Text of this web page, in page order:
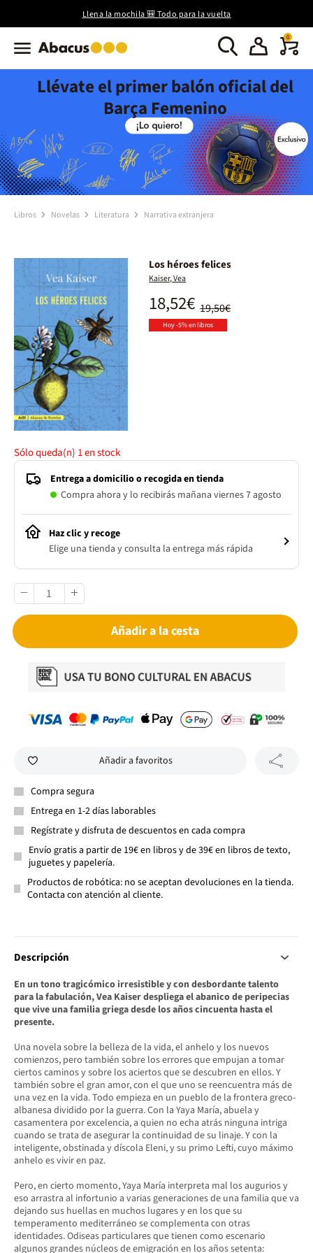
Llena la mochila 🎒 Todo para la vuelta
0
Llévate el primer balón oficial del
Barça Femenino
Libros Novelas Literatura Narrativa extranjera
Los héroes felices
Kaiser, Vea
19,50€
18,52€
Hoy -5% en libros
Sólo queda(n) 1en stock
Entrega a domicilio o recogida en tienda
Compra ahora y lo recibirás mañana viernes 7 agosto
Haz clic y recoge
Elige una tienda y consulta la entrega más rápida
Añadir a la cesta
Añadir a favoritos
Compra segura
Entrega en 1-2 días laborables
Regístrate y disfruta de descuentos en cada compra
Envío gratis a partir de 19€ en libros y de 39€ en libros de texto,
juguetes y papelería.
Productos de robótica: no se aceptan devoluciones en la tienda.
Contacta con atención al cliente.
Descripción
En un tono tragicómico irresistible y con desbordante talento
para la fabulación, Vea Kaiser despliega el abanico de peripecias
que vive una familia griega desde los años cincuenta hasta el
presente.
Una novela sobre la belleza de la vida, el anhelo y los nuevos
comienzos, pero también sobre los errores que empujan a tomar
ciertos caminos y sobre los aciertos que se descubren en ellos. Y
también sobre el gran amor, con el que uno se reencuentra más de
una vez en la vida. Todo empieza en un pueblo de la frontera greco-
albanesa dividido por la guerra. Con la Yaya María, abuela y
casamentera por excelencia, a quien no echa atrás ninguna intriga
cuando se trata de asegurar la continuidad de su linaje. Y con la
inteligente, obstinada y díscola Eleni, y su primo Lefti, cuyo máximo
anhelo es vivir en paz.
Pero, en cierto momento, Yaya María interpreta mal los augurios y
eso arrastra al infortunio a varias generaciones de una familia que va
dejando sus huellas en muchos lugares y en los que su
temperamento mediterráneo se complementa con otras
identidades. Odiseas particulares que tienen como escenario
algunos grandes núcleos de emigración en los años setenta: